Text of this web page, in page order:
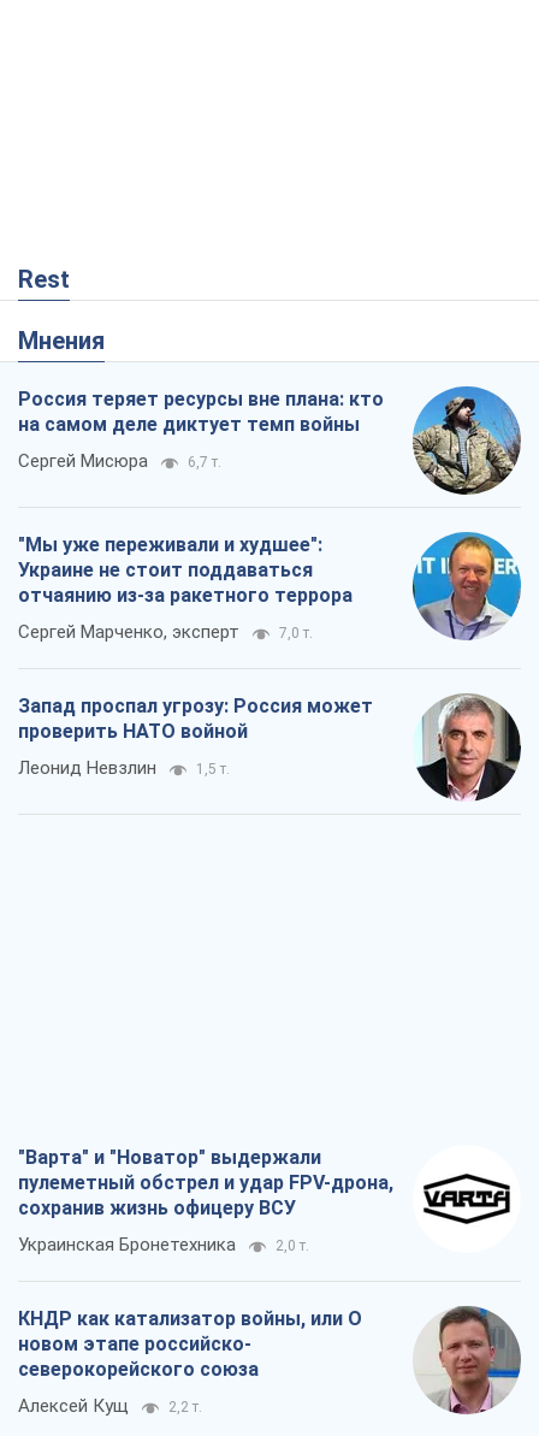
Rest
Мнения
Россия теряет ресурсы вне плана: кто
на самом деле диктует темп войны
Сергей Мисюра 6,7 т.
"Мы уже переживали и худшее":
Украине не стоит поддаваться
отчаянию из-за ракетного террора
Сергей Марченко, эксперт 7,0 т.
Запад проспал угрозу: Россия может
проверить НАТО войной
Леонид Невзлин 1,5 т.
"Варта" и "Новатор" выдержали
пулеметный обстрел и удар FPV-дрона,
сохранив жизнь офицеру ВСУ
Украинская Бронетехника 2,0 т.
КНДР как катализатор войны, или О
новом этапе российско-
северокорейского союза
Алексей Кущ 2,2 т.